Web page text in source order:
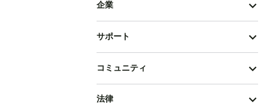
企業
サポート
コミュニティ
法律